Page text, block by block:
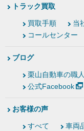
トラック買取
買取手順 当
コールセンター
ブログ
栗山自動車の職
公式Facebook
お客様の声
すべて 車両